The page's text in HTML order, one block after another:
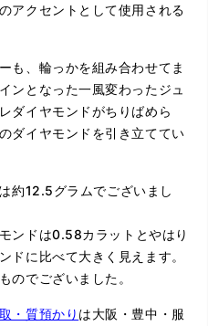
アクセントとして使用される
も、輪っかを組み合わせてま
ンとなった一風変わったジュ
ダイヤモンドがちりばめら
ダイヤモンドを引き立ててい
約12.5グラムでございまし
ンドは0.58カラットとやはり
ドに比べて大きく見えます。
のでございました。
・質預かり は大阪・豊中・服